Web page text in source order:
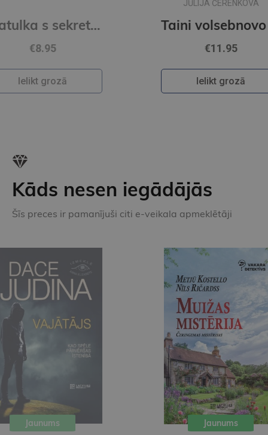
Skatulka s sekretom Taini volsebnovo mira snov 1
Kāds nesen iegādājās
Šīs preces ir pamanījuši citi e-veikala apmeklētāji